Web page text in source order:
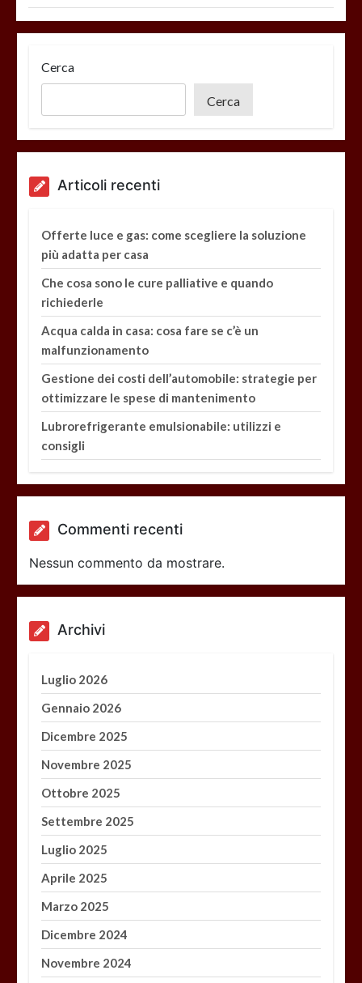
Cerca
Cerca
Articoli recenti
Offerte luce e gas: come scegliere la soluzione
più adatta per casa
Che cosa sono le cure palliative e quando
richiederle
Acqua calda in casa: cosa fare se c’è un
malfunzionamento
Gestione dei costi dell’automobile: strategie per
ottimizzare le spese di mantenimento
Lubrorefrigerante emulsionabile: utilizzi e
consigli
Commenti recenti
Nessun commento da mostrare.
Archivi
Luglio 2026
Gennaio 2026
Dicembre 2025
Novembre 2025
Ottobre 2025
Settembre 2025
Luglio 2025
Aprile 2025
Marzo 2025
Dicembre 2024
Novembre 2024